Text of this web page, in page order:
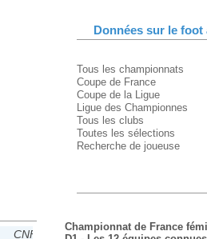
CNF U19 2
CNU19
Données sur le
Tous les championnats
Coupe de France
Coupe de la Ligue
Ligue des Championnes
Tous les clubs
Toutes les sélections
Recherche de joueuse
Championnat de France